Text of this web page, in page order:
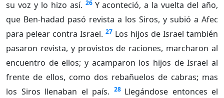
su voz y lo hizo así. 26 Y aconteció, a la vuelta del año,
que Ben-hadad pasó revista a los Siros, y subió a Afec
para pelear contra Israel. 27 Los hijos de Israel también
pasaron revista, y provistos de raciones, marcharon al
encuentro de ellos; y acamparon los hijos de Israel al
frente de ellos, como dos rebañuelos de cabras; mas
los Siros llenaban el país. 28 Llegándose entonces el